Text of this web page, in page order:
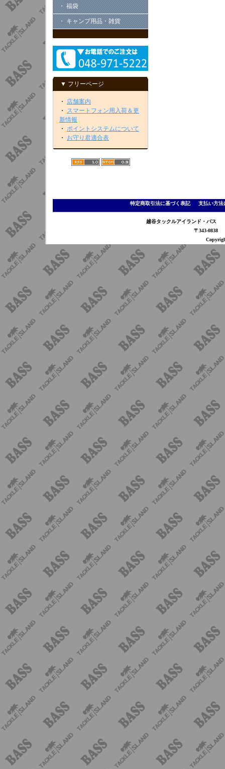
・ 福袋
・ キャンプ用品・雑貨
▼ フリーページ
・ 店舗案内
・ スマートフォン用入荷＆更
新情報
・ ポイントシステムについて
・ お守り君適合表
特定商取引法に基づく表記｜ 支払い方法
越谷タックルアイランド・バ
〒343-0838